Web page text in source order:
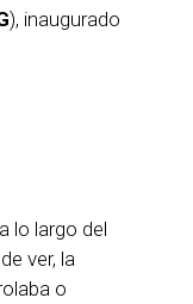
), inaugurado
lo largo del
ver, la
o